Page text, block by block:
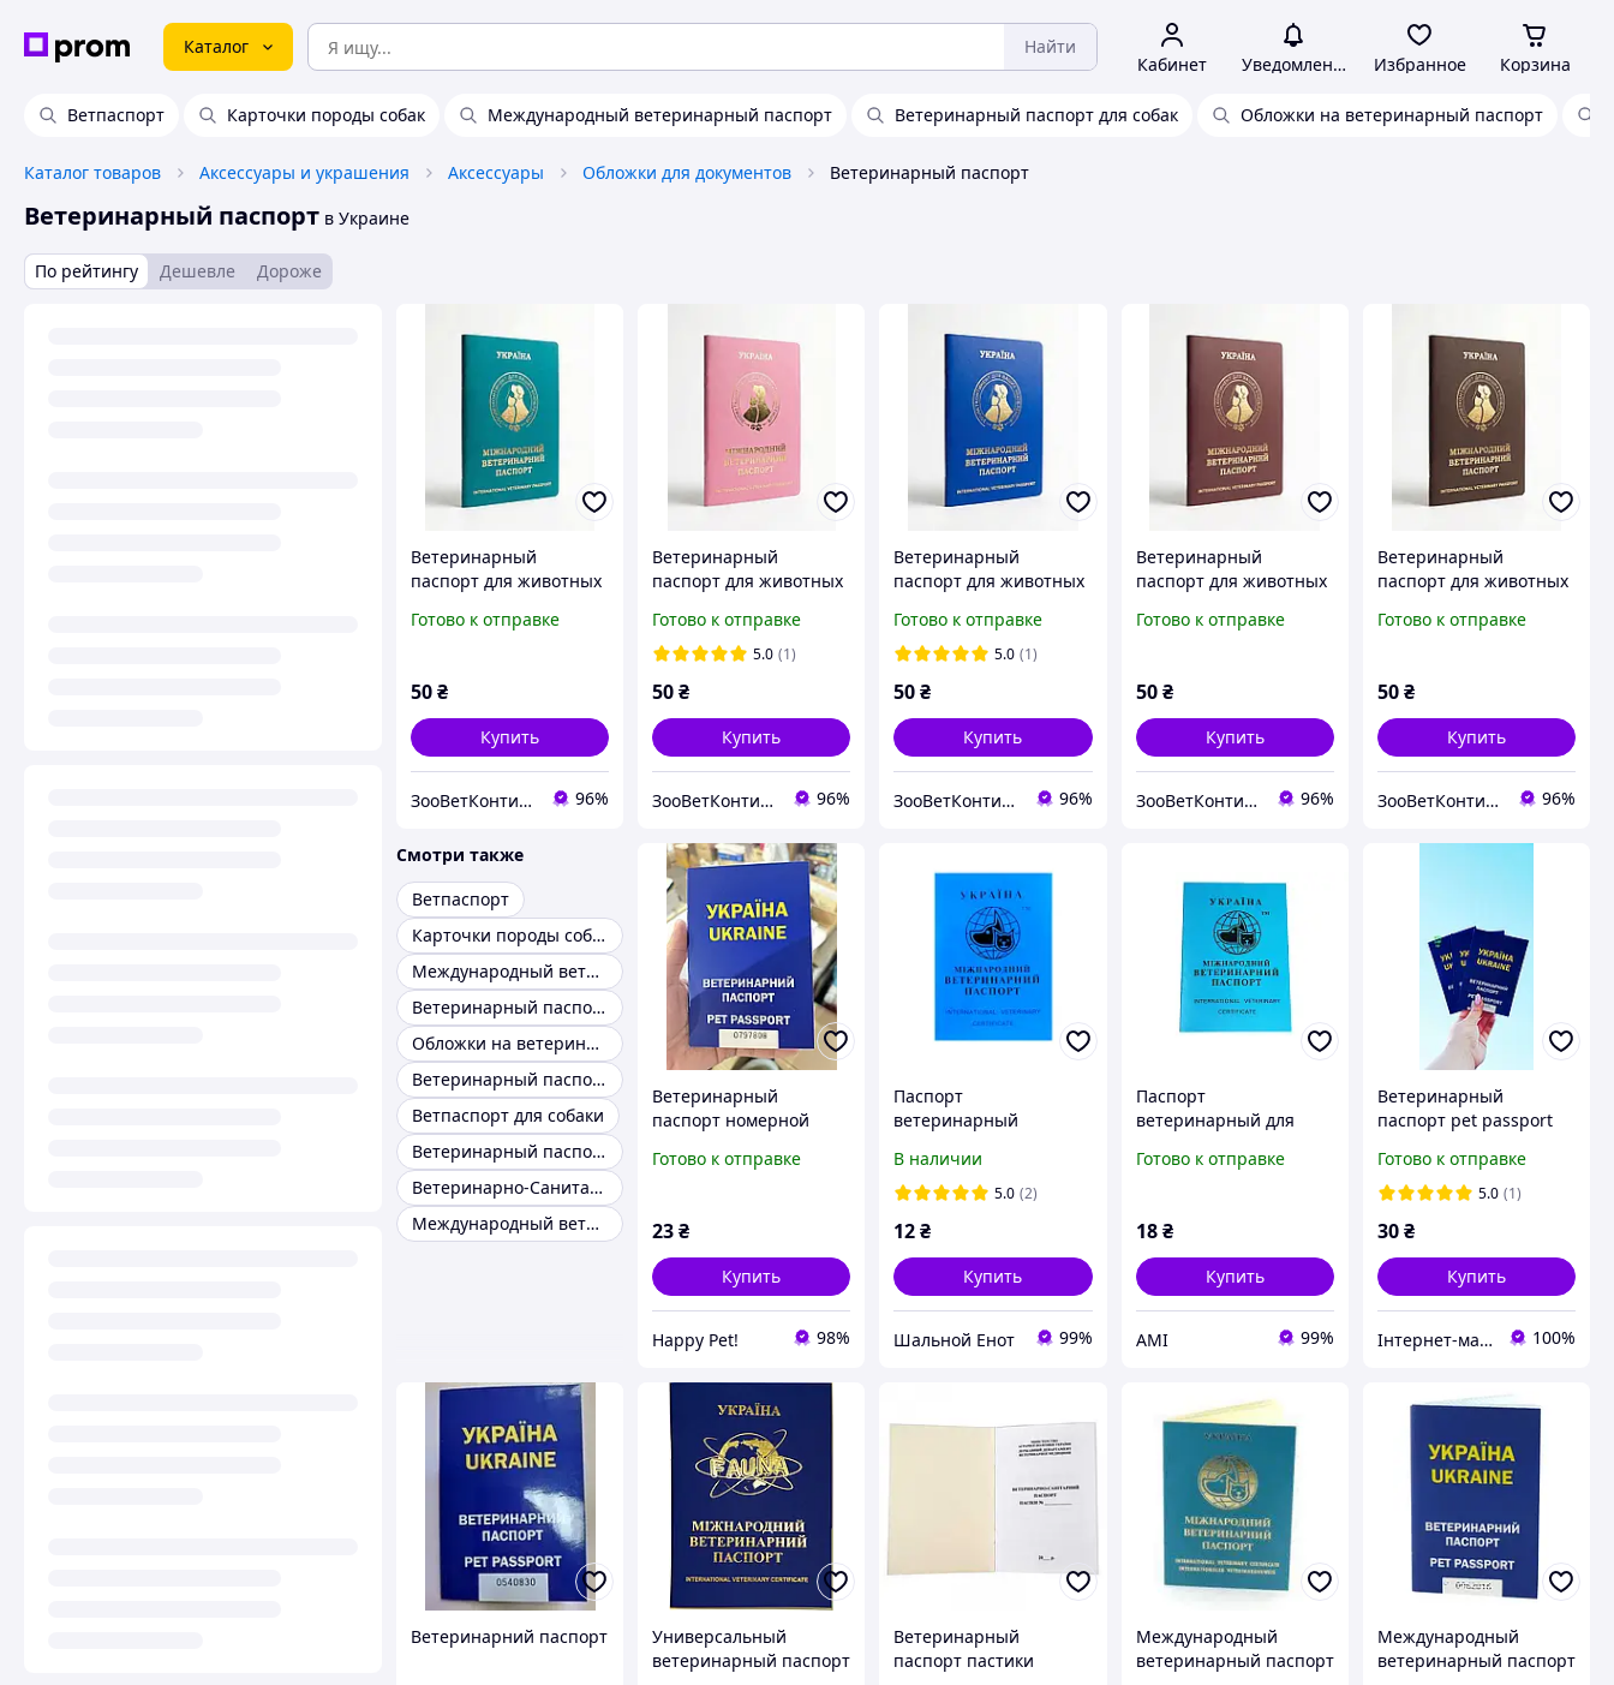
Каталог Найти
Кабинет Уведомления Избранное Корзина
Ветпаспорт Карточки породы собак Международный ветеринарный паспорт Ветеринарный паспорт для собак Обложки на ветеринарный паспорт
Каталог товаров Аксессуары и украшения Аксессуары Обложки для документов Ветеринарный паспорт
Ветеринарный паспорт в Украине
По рейтингу Дешевле Дороже
Ветеринарный
паспорт для животных
Готово к отправке
50₴
Купить
ЗооВетКонтинент 96%
Ветеринарный
паспорт для животных
Готово к отправке
5.0 (1)
50₴
Купить
ЗооВетКонтинент 96%
Ветеринарный
паспорт для животных
Готово к отправке
5.0 (1)
50₴
Купить
ЗооВетКонтинент 96%
Ветеринарный
паспорт для животных
Готово к отправке
50 ₴
Купить
ЗооВетКонтинент 96%
Ветеринарный
паспорт для животных
Готово к отправке
50₴
Купить
ЗооВетКонтинент 96%
Смотри также
Ветпаспорт
Карточки породы собак
Международный ветеринарный паспорт
Ветеринарный паспорт для собак
Обложки на ветеринарный паспорт
Ветеринарный паспорт для кошек
Ветпаспорт для собаки
Ветеринарный паспорт для животных евро образца
Ветеринарно-Санитарный паспорт пасеки
Международный ветеринарный паспорт для кошек
Ветеринарный
паспорт номерной
Готово к отправке
23₴
Купить
Happy Pet! 98%
Паспорт
ветеринарный
В наличии
5.0 (2)
12₴
Купить
Шальной Енот 99%
Паспорт
ветеринарный для
Готово к отправке
18 ₴
Купить
АМІ 99%
Ветеринарный
паспорт pet passport
Готово к отправке
5.0 (1)
30₴
Купить
Інтернет-магазин "KatTimka & Sofi" 100%
Ветеринарний паспорт
Универсальный
ветеринарный паспорт
Ветеринарный
паспорт пастики
Международный
ветеринарный паспорт
Международный
ветеринарный паспорт